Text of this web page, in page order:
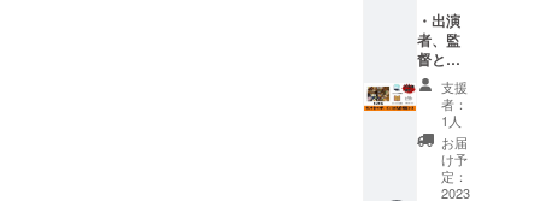
掲載さ
せてい
ただき
ます。
※パンフ
レット
は、
2023年
7月29日
の初上
ご負担
くださ
い。 ※
５０名
様限定
です。
を１部
送付し
ます）
【重
要！】
備考欄
にホー
ムペー
ジに記
載する
ンフ
レット
を１部
送付し
ます）
・公式
ホーム
ページ
にお名
前掲載
キーホ
ルダー
１個
（映画
内で実
際に主
演「折
目真
穂」が
使用し
・出演
者、監
督と
「みち
くさ能
勢」ラ
ンチ会
１名様
参加 ・
パンフ
支援
者：
1人
お届
け予
定：
2023